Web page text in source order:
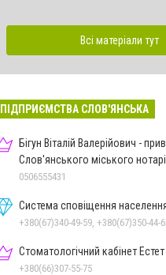
Всі матеріали тут
ПІДПРИЄМСТВА СЛОВ'ЯНСЬКА
Бігун Віталій Валерійович -
Слов'янського міського
Дон.обл.
0506555431
Система сповіщення
+380(67)340-49-59, +380(67)350-44-
Стоматологічний кабінет
+380(66)307-55-75